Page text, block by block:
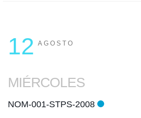
12 AGOSTO
MIÉRCOLES
NOM-001-STPS-2008